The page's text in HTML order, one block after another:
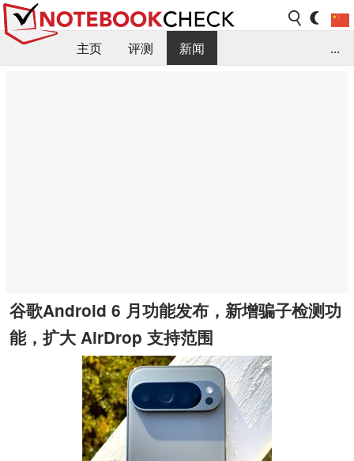
主页 评测
新闻
...
谷歌Android 6 月功能发布，新增骗子检测功
能，扩大 AirDrop 支持范围